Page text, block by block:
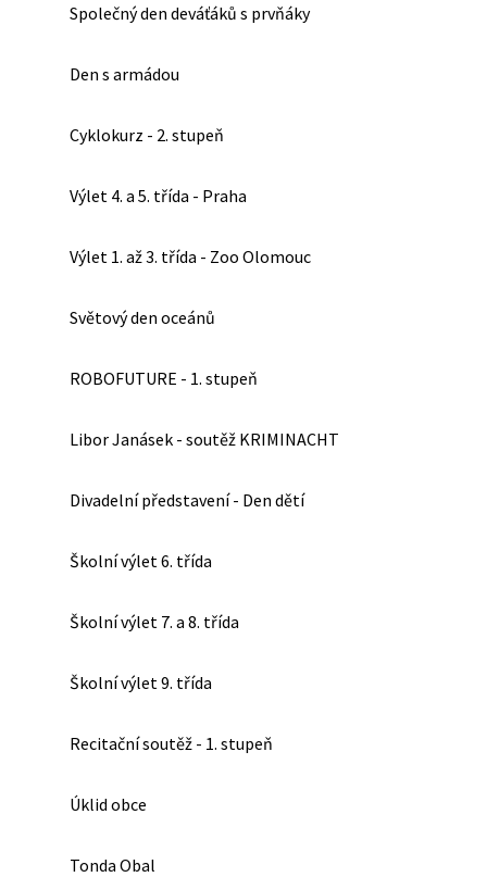
Společný den deváťáků s prvňáky
Den s armádou
Cyklokurz - 2. stupeň
Výlet 4. a 5. třída - Praha
Výlet 1. až 3. třída - Zoo Olomouc
Světový den oceánů
ROBOFUTURE - 1. stupeň
Libor Janásek - soutěž KRIMINACHT
Divadelní představení - Den dětí
Školní výlet 6. třída
Školní výlet 7. a 8. třída
Školní výlet 9. třída
Recitační soutěž - 1. stupeň
Úklid obce
Tonda Obal